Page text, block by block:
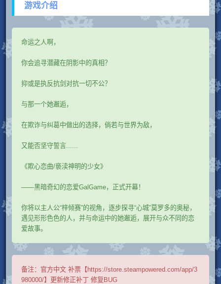
游戏介绍
命运之人啊，
你会追寻潜藏在阴影中的真相？
抑或是执反抗剑对抗一切不公？
与那一个她邂逅，
在欺诈与纠葛中做出的选择，倘若与世界为敌，
又能否坚守誓言......
《欺心恋曲/亵渎神明的少女》
——黑暗奇幻的恋爱GalGame，正式开幕！
你将以主人公“梓倾赛”的视角，逐步探寻“心城”莫罗多的奥秘，
遇见形形色色的人，并与命运中的她邂逅，展开与众不同的恋
爱故事。
备注： 官方中文 补票【https://store.steampowered.com/app/3
980000/】更新修正补丁 修复BUG